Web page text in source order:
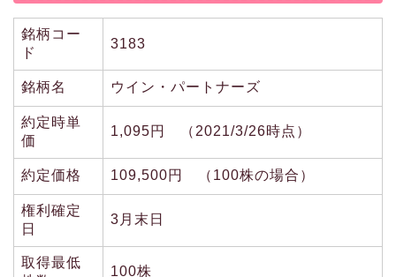
銘柄コー
ド
3183
銘柄名 ウイン・パートナーズ
約定時単
価
1,095円 （2021/3/26時点）
約定価格 109,500円 （100株の場合）
権利確定
日
3月末日
取得最低
100株